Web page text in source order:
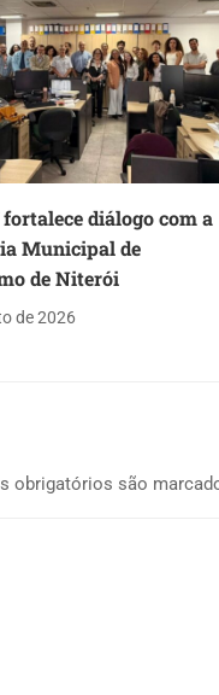
fortalece diálogo com a
Municipal de
de Niterói
de 2026
obrigatórios são